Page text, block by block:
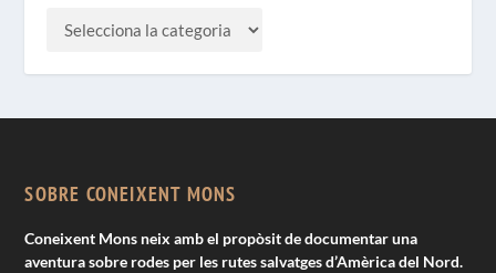
SOBRE CONEIXENT MONS
Coneixent Mons neix amb el propòsit de documentar una
aventura sobre rodes per les rutes salvatges d’Amèrica del Nord.